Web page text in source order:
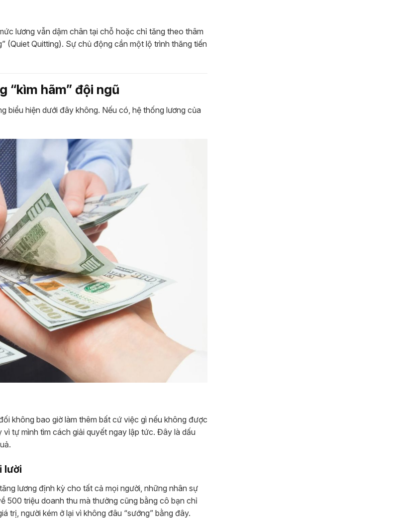
lương vẫn dậm chân tại chỗ hoặc chỉ tăng theo thâm
(Quiet Quitting). Sự chủ động cần một lộ trình thăng tiến
“kìm hãm” đội ngũ
biểu hiện dưới đây không. Nếu có, hệ thống lương của
không bao giờ làm thêm bất cứ việc gì nếu không được
tự mình tìm cách giải quyết ngay lập tức. Đây là dấu
lười
lương định kỳ cho tất cả mọi người, những nhân sự
500 triệu doanh thu mà thưởng cũng bằng cô bạn chỉ
trị, người kém ở lại vì không đâu “sướng” bằng đây.